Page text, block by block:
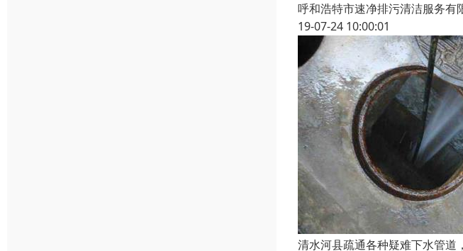
呼和浩特市速净排污清洁服务有
19-07-24 10:00:01
清水河县疏通各种疑难下水管道